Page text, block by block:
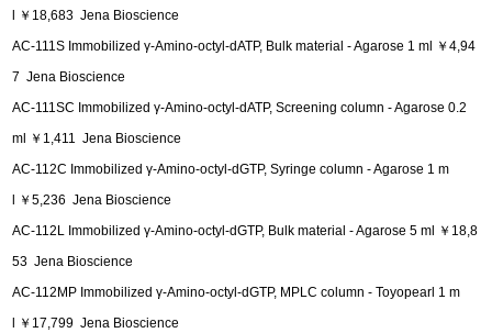
l ￥18,683 Jena Bioscience
AC-111S Immobilized γ-Amino-octyl-dATP, Bulk material - Agarose 1 ml ￥4,94
7 Jena Bioscience
AC-111SC Immobilized γ-Amino-octyl-dATP, Screening column - Agarose 0.2
ml ￥1,411 Jena Bioscience
AC-112C Immobilized γ-Amino-octyl-dGTP, Syringe column - Agarose 1 m
l ￥5,236 Jena Bioscience
AC-112L Immobilized γ-Amino-octyl-dGTP, Bulk material - Agarose 5 ml ￥18,8
53 Jena Bioscience
AC-112MP Immobilized γ-Amino-octyl-dGTP, MPLC column - Toyopearl 1 m
l ￥17,799 Jena Bioscience